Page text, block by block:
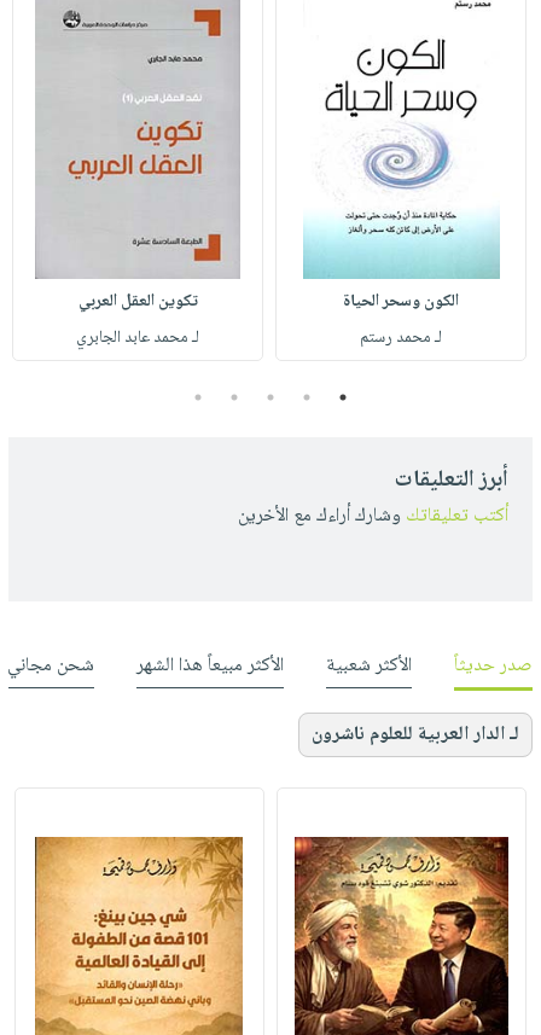
الكون وسحر الحياة
لـ محمد رستم
تكوين العقل العربي
لـ محمد عابد الجابري
1
2
3
4
5
أبرز التعليقات
أكتب تعليقاتك وشارك أراءك مع الأخرين
صدر حديثاً الأكثر شعبية الأكثر مبيعاً هذا الشهر شحن مجاني
لـ الدار العربية للعلوم ناشرون